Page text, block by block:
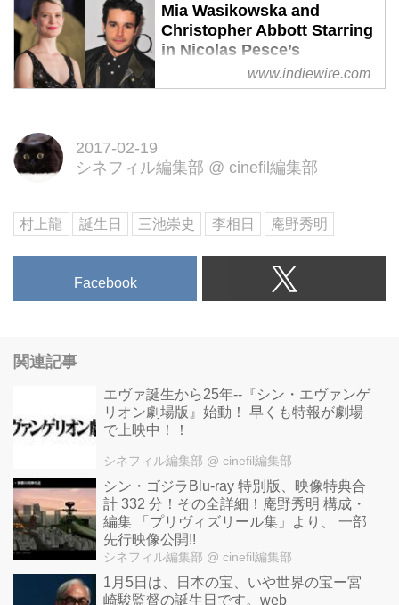
Mia Wasikowska and
Christopher Abbott Starring
in Nicolas Pesce’s
Upcoming Thriller ‘Piercing’
www.indiewire.com
2017-02-19
シネフィル編集部 @ cinefil編集部
村上龍 誕生日 三池崇史 李相日 庵野秀明
Facebook
関連記事
エヴァ誕生から25年--『シン・エヴァンゲ
リオン劇場版』始動！ 早くも特報が劇場
で上映中！！
シネフィル編集部 @ cinefil編集部
シン・ゴジラBlu-ray 特別版、映像特典合
計 332 分！その全詳細！庵野秀明 構成・
編集 「プリヴィズリール集」より、 一部
先行映像公開!!
シネフィル編集部 @ cinefil編集部
1月5日は、日本の宝、いや世界の宝ー宮
崎駿監督の誕生日です。web